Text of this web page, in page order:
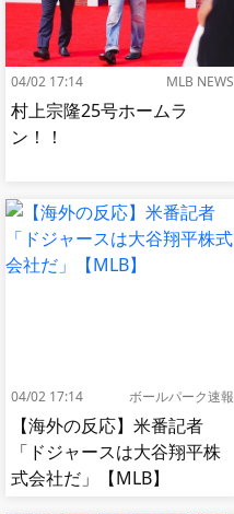
04/02 17:14 MLB NEWS
村上宗隆25号ホームラ
ン！！
04/02 17:14 ボールパーク速報
【海外の反応】米番記者
「ドジャースは大谷翔平株
式会社だ」【MLB】